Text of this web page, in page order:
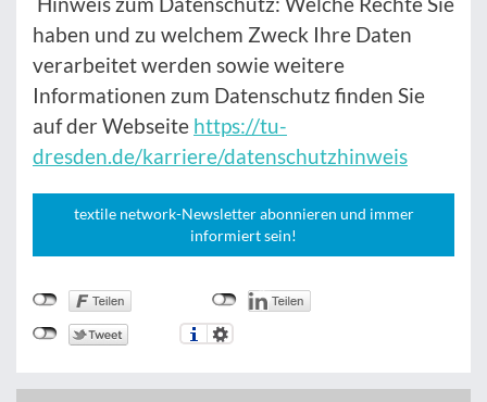
haben und zu welchem Zweck Ihre Daten
verarbeitet werden sowie weitere
Informationen zum Datenschutz finden Sie
auf der Webseite https://tu-
dresden.de/karriere/datenschutzhinweis
textile network-Newsletter abonnieren und immer
informiert sein!